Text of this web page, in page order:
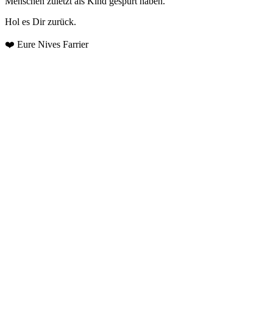
Hol es Dir zurück.
❤️ Eure Nives Farrier